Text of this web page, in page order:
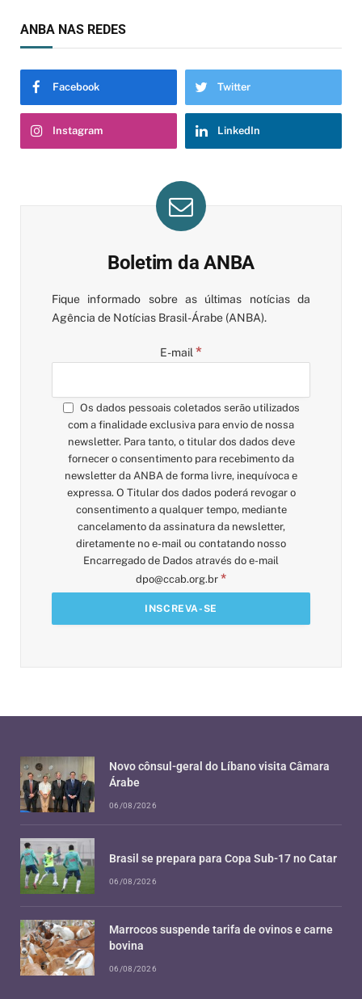
ANBA NAS REDES
Facebook Twitter
Instagram LinkedIn
Boletim da ANBA
Fique informado sobre as últimas notícias da
Agência de Notícias Brasil-Árabe (ANBA).
E-mail *
Os dados pessoais coletados serão utilizados
com a finalidade exclusiva para envio de nossa
newsletter. Para tanto, o titular dos dados deve
fornecer o consentimento para recebimento da
newsletter da ANBA de forma livre, inequívoca e
expressa. O Titular dos dados poderá revogar o
consentimento a qualquer tempo, mediante
cancelamento da assinatura da newsletter,
diretamente no e-mail ou contatando nosso
Encarregado de Dados através do e-mail
dpo@ccab.org.br *
Novo cônsul-geral do Líbano visita Câmara
Árabe
06/08/2026
Brasil se prepara para Copa Sub-17 no Catar
06/08/2026
Marrocos suspende tarifa de ovinos e carne
bovina
06/08/2026